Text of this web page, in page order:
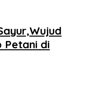
Petani di